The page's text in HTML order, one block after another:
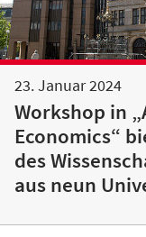
23. Januar 2024
Workshop in
Economics“
des
aus neun